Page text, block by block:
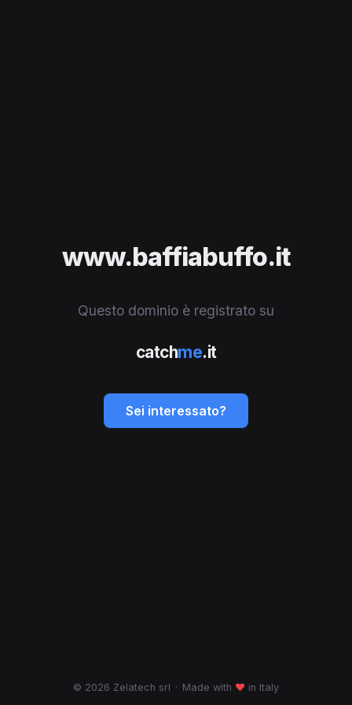
www.baffiabuffo.it
Questo dominio è registrato su
catchme.it
Sei interessato?
© 2026 Zelatech srl · Made with ♥ in Italy